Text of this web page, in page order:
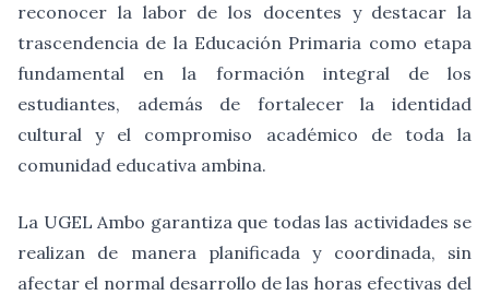
reconocer la labor de los docentes y destacar la
trascendencia de la Educación Primaria como etapa
fundamental en la formación integral de los
estudiantes, además de fortalecer la identidad
cultural y el compromiso académico de toda la
comunidad educativa ambina.
La UGEL Ambo garantiza que todas las actividades se
realizan de manera planificada y coordinada, sin
afectar el normal desarrollo de las horas efectivas del